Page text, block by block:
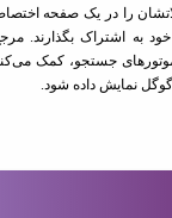
را در یک صفحه
به اشتراک بگذارند.
موتورهای جستجو، کمک
نمایش داده شود.